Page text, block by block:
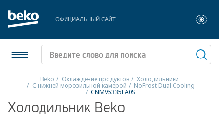
ОФИЦИАЛЬНЫЙ САЙТ
Beko Охлаждение продуктов Холодильники
С нижней морозильной камерой NoFrost Dual Cooling
CNMV5335EA0S
Холодильник Beko